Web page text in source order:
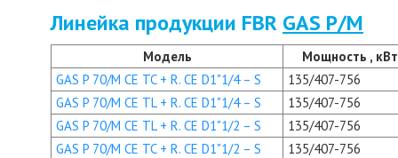
Линейка продукции FBR GAS P/M
Модель Мощность , кВт
GAS P 70/M CE TC + R. CE D1"1/4 – S
135/407-756
GAS P 70/M CE TL + R. CE D1"1/4 – S
135/407-756
GAS P 70/M CE TL + R. CE D1"1/2 – S
135/407-756
GAS P 70/M CE TC + R. CE D1"1/2 – S
135/407-756